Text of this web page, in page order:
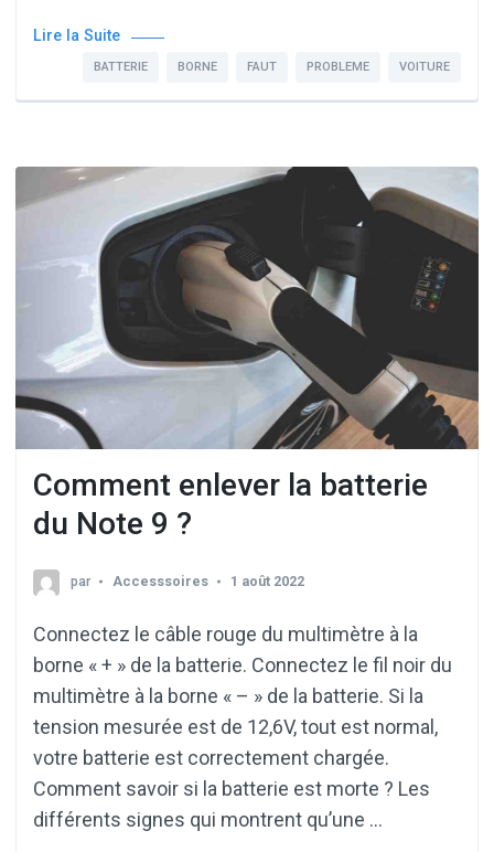
Lire la Suite
BATTERIE BORNE FAUT PROBLEME VOITURE
Comment enlever la batterie
du Note 9 ?
par Accesssoires 1 août 2022
Connectez le câble rouge du multimètre à la
borne « + » de la batterie. Connectez le fil noir du
multimètre à la borne « – » de la batterie. Si la
tension mesurée est de 12,6V, tout est normal,
votre batterie est correctement chargée.
Comment savoir si la batterie est morte ? Les
différents signes qui montrent qu’une …